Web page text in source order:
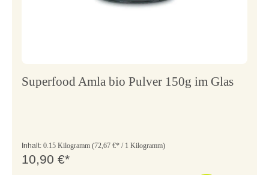
Superfood Amla bio Pulver 150g im Glas
Inhalt: 0.15 Kilogramm (72,67 €* / 1 Kilogramm)
10,90 €*